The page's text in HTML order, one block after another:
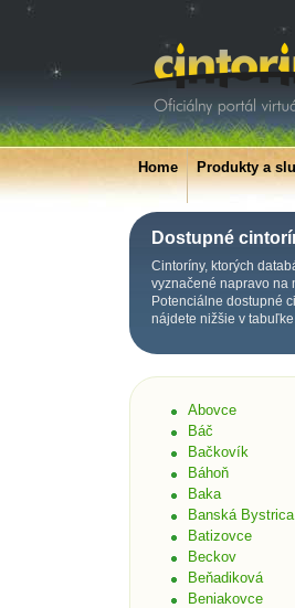
Home Produkty a
Dostupné
Cintoríny, ktorých
vyznačené napravo na
Potenciálne dostupné
nájdete nižšie v
Abovce
Báč
Bačkovík
Báhoň
Baka
Banská Bystrica
Batizovce
Beckov
Beňadiková
Beniakovce